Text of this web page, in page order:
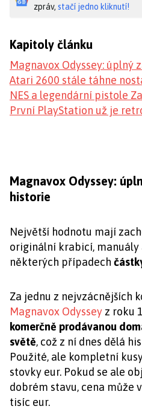
zpráv, stačí jedno kliknutí!
Kapitoly článku
Magnavox Odyssey: úplný
Atari 2600 stále táhne
NES a legendární pistole
První PlayStation už je
Magnavox Odyssey:
historie
Největší hodnotu mají
originální krabicí, manuály
některých případech
Za jednu z nejvzácnějších
Magnavox Odyssey z roku
komerčně prodávanou
světě, což z ní dnes dělá
Použité, ale kompletní
stovky eur. Pokud se ale
dobrém stavu, cena může
tisíc eur.